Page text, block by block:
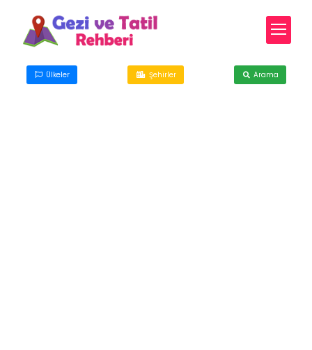
Ülkeler Şehirler Arama